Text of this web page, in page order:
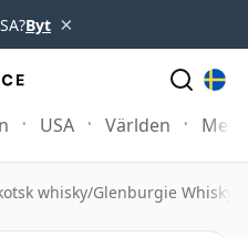
Byt ×
USA Världen Mer
whisky/Glenburgie Whisky